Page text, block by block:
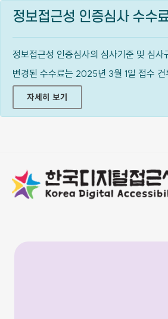
정보접근성 인증심사 수수
정보접근성 인증심사의 심사기준 및 심
변경된 수수료는 2025년 3월 1일 접수
자세히 보기